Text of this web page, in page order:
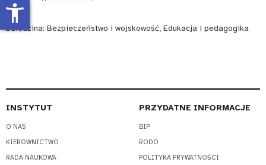
Dziedzina: Bezpieczeństwo i wojskowość, Edukacja i pedagogika
INSTYTUT
O NAS
KIEROWNICTWO
RADA NAUKOWA
PRZYDATNE INFORMACJE
BIP
RODO
POLITYKA PRYWATNOŚCI
accessibility_new